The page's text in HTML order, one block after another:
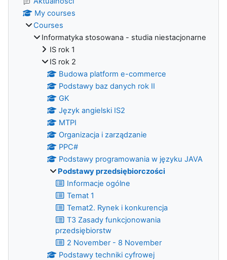
My courses
Courses
Informatyka stosowana - studia niestacjonarne
IS rok 1
IS rok 2
Budowa platform e-commerce
Podstawy baz danych rok II
GK
Język angielski IS2
MTPI
Organizacja i zarządzanie
PPC#
Podstawy programowania w języku JAVA
Podstawy przedsiębiorczości
Informacje ogólne
Temat 1
Temat2. Rynek i konkurencja
T3 Zasady funkcjonowania
przedsiębiorstw
2 November - 8 November
Podstawy techniki cyfrowej